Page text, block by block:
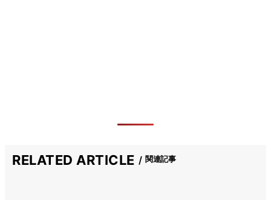
RELATED ARTICLE 関連記事